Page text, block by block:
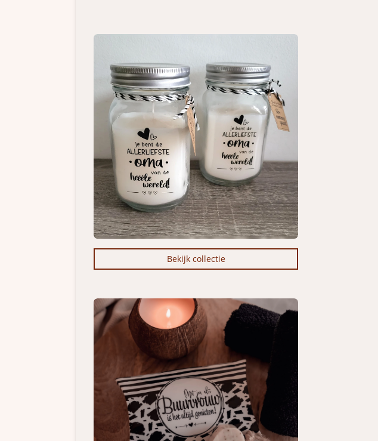
Bekijk collectie